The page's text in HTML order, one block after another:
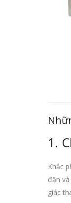
1.
Khắc
đặn
giác